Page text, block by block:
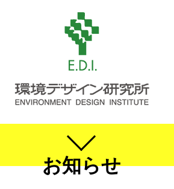
お知らせ